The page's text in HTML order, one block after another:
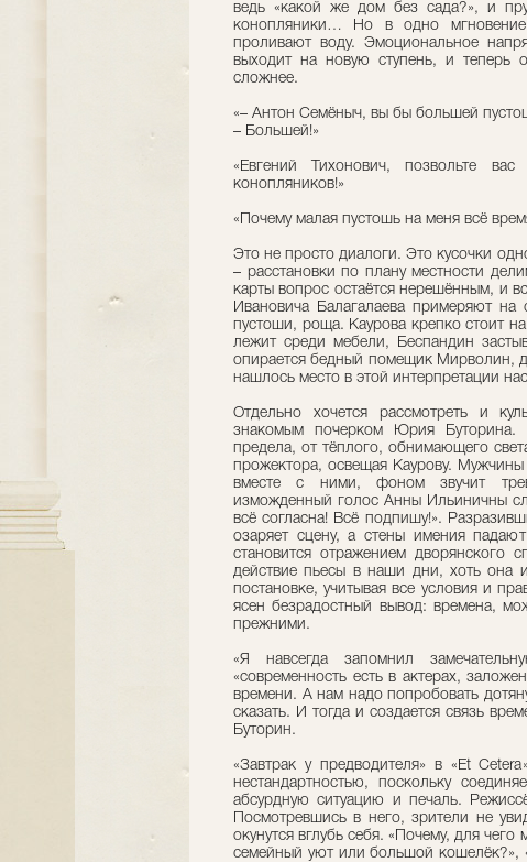
ведь «какой же дом без сада?», и
конопляники… Но в одно мгновение
проливают воду. Эмоциональное
выходит на новую ступень, и теперь
сложнее.
«– Антон Семёныч, вы бы большей
– Большей!»
«Евгений Тихонович, позвольте
конопляников!»
«Почему малая пустошь на меня всё
Это не просто диалоги. Это кусочки
– расстановки по плану местности
карты вопрос остаётся нерешённым, и
Ивановича Балагалаева примеряют
пустоши, роща. Каурова крепко стоит
лежит среди мебели, Бecпaндин
опирается бедный помещик Мирволин,
нашлось место в этой интерпретации
Отдельно хочется рассмотреть и
знакомым почерком Юрия Буторина.
предела, от тёплого, обнимающего
прожектора, освещая Каурову.
вместе с ними, фоном звучит
изможденный голос Анны Ильиничны
всё согласна! Всё подпишу!».
озаряет сцену, а стены имения
становится отражением дворянского
действие пьесы в наши дни, хоть она
постановке, учитывая все условия и
ясен безрадостный вывод: времена,
прежними.
«Я навсегда запомнил
«современность есть в актерах,
времени. А нам надо попробовать
сказать. И тогда и создается связь
Буторин.
«Завтрак у предводителя» в «Et
нестандартностью, поскольку
абсурдную ситуацию и печаль.
Посмотревшись в него, зрители не
окунутся вглубь себя. «Почему, для
семейный уют или большой кошелёк?»,